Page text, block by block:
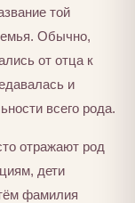
той
Обычно,
от отца к
и
всего рода.
отражают род
дети
фамилия